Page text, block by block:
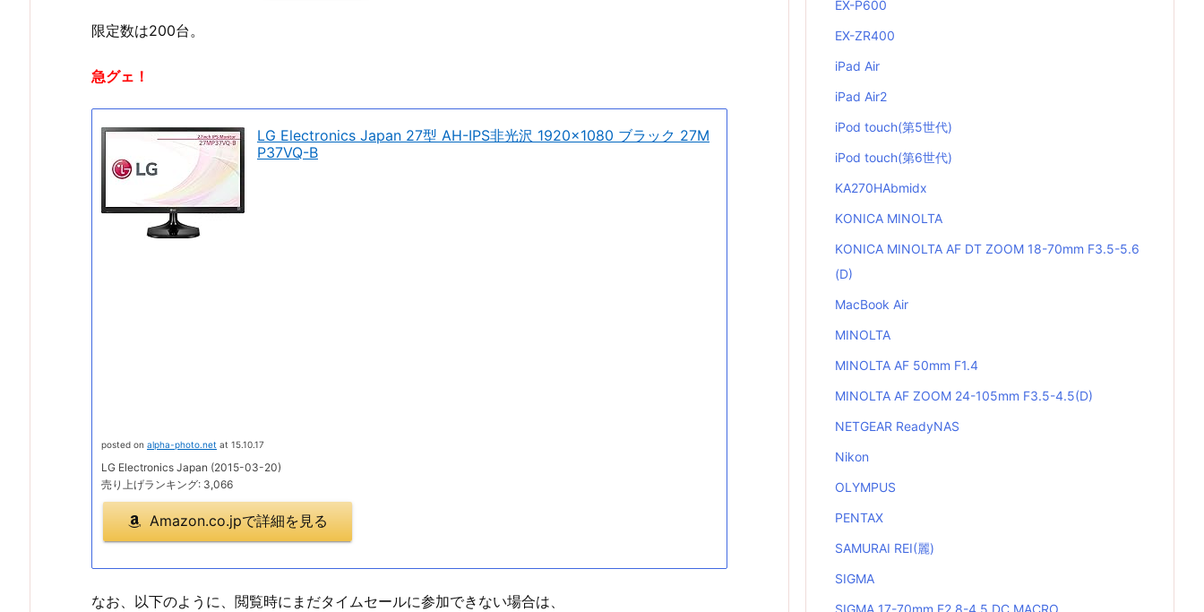
限定数は200台。
急グェ！
LG Electronics Japan 27型 AH-IPS非光沢 1920×1080 ブラック 27M
P37VQ-B
posted on alpha-photo.net at 15.10.17
LG Electronics Japan (2015-03-20)
売り上げランキング: 3,066
Amazon.co.jpで詳細を見る
なお、以下のように、閲覧時にまだタイムセールに参加できない場合は、
EX-P600
EX-ZR400
iPad Air
iPad Air2
iPod touch(第5世代)
iPod touch(第6世代)
KA270HAbmidx
KONICA MINOLTA
KONICA MINOLTA AF DT ZOOM 18-70mm F3.5-5.6
(D)
MacBook Air
MINOLTA
MINOLTA AF 50mm F1.4
MINOLTA AF ZOOM 24-105mm F3.5-4.5(D)
NETGEAR ReadyNAS
Nikon
OLYMPUS
PENTAX
SAMURAI REI(麗)
SIGMA
SIGMA 17-70mm F2.8-4.5 DC MACRO